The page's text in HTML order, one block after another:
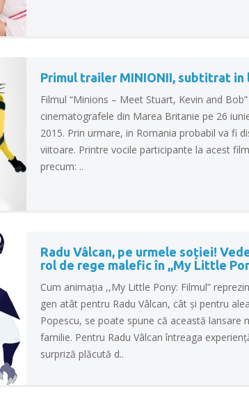
Primul trailer MINIONII, subtitrat in
Filmul “Minions – Meet Stuart, Kevin and
cinematografele din Marea Britanie pe 26
2015. Prin urmare, in Romania probabil va fi
viitoare. Printre vocile participante la acest
precum: ..
Radu Vâlcan, pe urmele soției!
rol de rege malefic în ,,My Little
Cum animaţia ,,My Little Pony: Filmul”
gen atât pentru Radu Vâlcan, cât şi pentru
Popescu, se poate spune că această lansare
familie. Pentru Radu Vâlcan întreaga
surpriză plăcută d..